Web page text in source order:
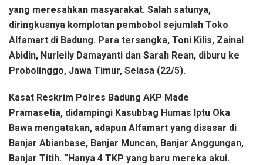
yang meresahkan masyarakat. Salah satunya,
diringkusnya komplotan pembobol sejumlah Toko
Alfamart di Badung. Para tersangka, Toni Kilis, Zainal
Abidin, Nurleily Damayanti dan Sarah Rean, diburu ke
Probolinggo, Jawa Timur, Selasa (22/5).
Kasat Reskrim Polres Badung AKP Made
Pramasetia, didampingi Kasubbag Humas Iptu Oka
Bawa mengatakan, adapun Alfamart yang disasar di
Banjar Abianbase, Banjar Muncan, Banjar Anggungan,
Banjar Titih. “Hanya 4 TKP yang baru mereka akui.